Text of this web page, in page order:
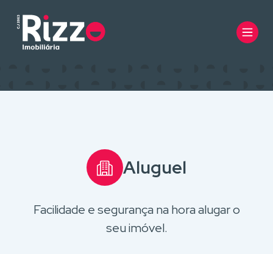
Aluguel
Facilidade e segurança na hora alugar o
seu imóvel.